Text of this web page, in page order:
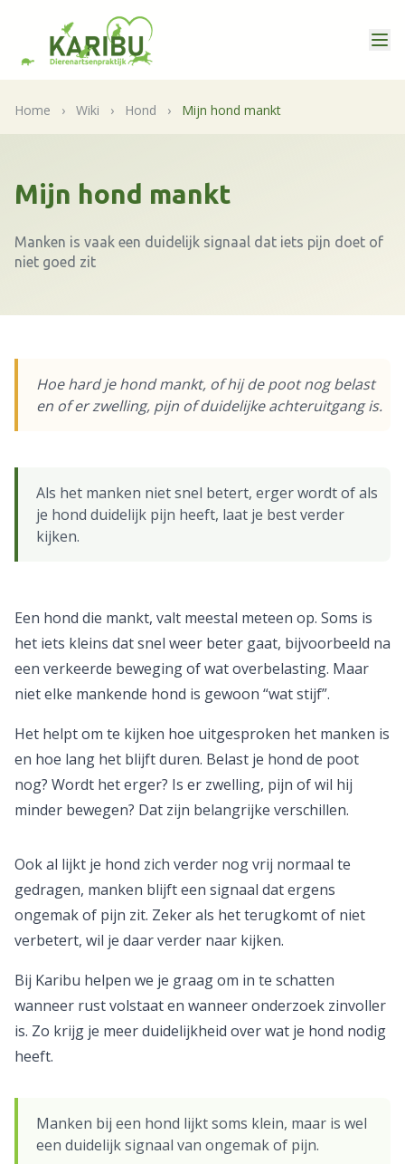
Home › Wiki › Hond › Mijn hond mankt
Mijn hond mankt
Manken is vaak een duidelijk signaal dat iets pijn doet of
niet goed zit
Hoe hard je hond mankt, of hij de poot nog belast
en of er zwelling, pijn of duidelijke achteruitgang is.
Als het manken niet snel betert, erger wordt of als
je hond duidelijk pijn heeft, laat je best verder
kijken.
Een hond die mankt, valt meestal meteen op. Soms is
het iets kleins dat snel weer beter gaat, bijvoorbeeld na
een verkeerde beweging of wat overbelasting. Maar
niet elke mankende hond is gewoon “wat stijf”.
Het helpt om te kijken hoe uitgesproken het manken is
en hoe lang het blijft duren. Belast je hond de poot
nog? Wordt het erger? Is er zwelling, pijn of wil hij
minder bewegen? Dat zijn belangrijke verschillen.
Ook al lijkt je hond zich verder nog vrij normaal te
gedragen, manken blijft een signaal dat ergens
ongemak of pijn zit. Zeker als het terugkomt of niet
verbetert, wil je daar verder naar kijken.
Bij Karibu helpen we je graag om in te schatten
wanneer rust volstaat en wanneer onderzoek zinvoller
is. Zo krijg je meer duidelijkheid over wat je hond nodig
heeft.
Manken bij een hond lijkt soms klein, maar is wel
een duidelijk signaal van ongemak of pijn.